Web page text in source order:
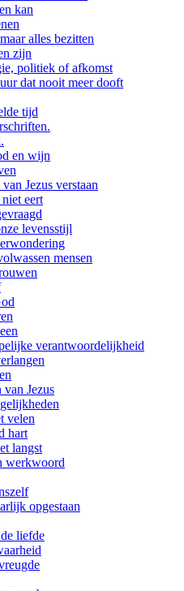
kan
alles bezitten
zijn
politiek of afkomst
dat nooit meer dooft
tijd
en wijn
Jezus verstaan
eert
levensstijl
mensen
verantwoordelijkheid
Jezus
velen
hart
langst
werkwoord
opgestaan
liefde